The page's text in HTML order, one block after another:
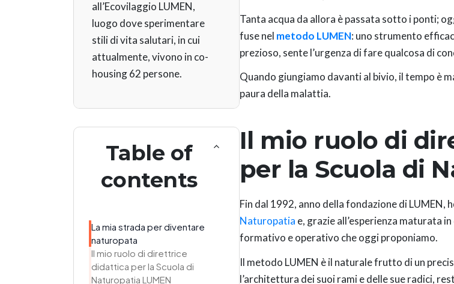
all’Ecovilaggio LUMEN,
luogo dove sperimentare
stili di vita salutari, in cui
attualmente, vivono in co-
housing 62 persone.
Table of
contents
La mia strada per diventare
naturopata
Il mio ruolo di direttrice
didattica per la Scuola di
Naturopatia LUMEN
Tanta acqua da allora è passata sotto i ponti;
fuse nel metodo LUMEN: uno strumento
prezioso, sente l’urgenza di fare qualcosa di
Quando giungiamo davanti al bivio, il tempo è
paura della malattia.
Il mio ruolo di
per la Scuola di
Fin dal 1992, anno della fondazione di
Naturopatia e, grazie all’esperienza maturata
formativo e operativo che oggi proponiamo.
Il metodo LUMEN è il naturale frutto di un
l’architettura dei suoi rami e delle sue radici,